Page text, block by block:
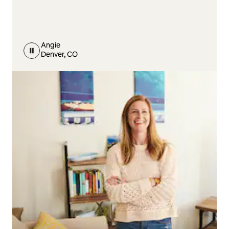
Angie
Denver, CO